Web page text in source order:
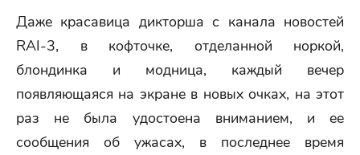
Даже красавица дикторша с канала новостей
RAI-3, в кофточке, отделанной норкой,
блондинка и модница, каждый вечер
появляющаяся на экране в новых очках, на этот
раз не была удостоена вниманием, и ее
сообщения об ужасах, в последнее время